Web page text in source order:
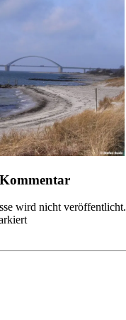
wird nicht veröffentlicht.